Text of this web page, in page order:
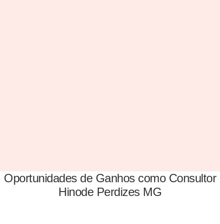
Oportunidades de Ganhos como Consultor
Hinode Perdizes MG